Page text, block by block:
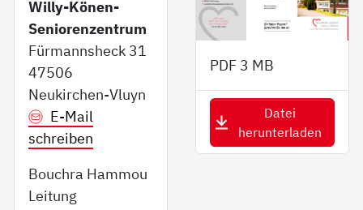
Willy-Könen-
Seniorenzentrum
Fürmannsheck 31
47506
Neukirchen-Vluyn
E-Mail
schreiben
Bouchra Hammou
Leitung
PDF 3 MB
Datei
herunterladen